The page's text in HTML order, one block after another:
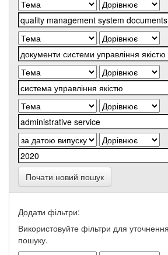
Почати новий пошук
Додати фільтри:
Використовуйте фільтри для
пошуку.